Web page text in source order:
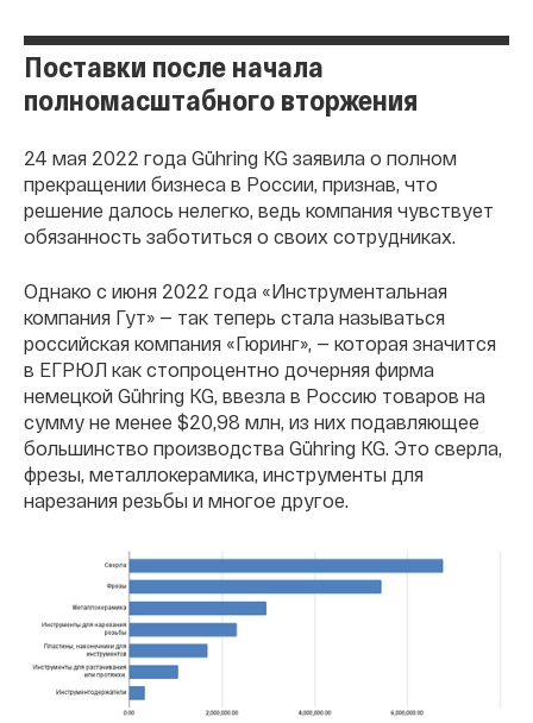
Поставки после начала
полномасштабного вторжения
24 мая 2022 года Gühring KG заявила о полном
прекращении бизнеса в России, признав, что
решение далось нелегко, ведь компания чувствует
обязанность заботиться о своих сотрудниках.
Однако с июня 2022 года «Инструментальная
компания Гут» — так теперь стала называться
российская компания «Гюринг», — которая значится
в ЕГРЮЛ как стопроцентно дочерняя фирма
немецкой Gühring KG, ввезла в Россию товаров на
сумму не менее $20,98 млн, из них подавляющее
большинство производства Gühring KG. Это сверла,
фрезы, металлокерамика, инструменты для
нарезания резьбы и многое другое.